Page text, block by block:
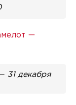
—
31 декабря